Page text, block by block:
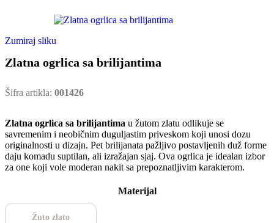
Zumiraj sliku
Zlatna ogrlica sa brilijantima
Šifra artikla: 001426
Zlatna ogrlica sa brilijantima u žutom zlatu odlikuje se
savremenim i neobičnim duguljastim priveskom koji unosi dozu
originalnosti u dizajn. Pet brilijanata pažljivo postavljenih duž forme
daju komadu suptilan, ali izražajan sjaj. Ova ogrlica je idealan izbor
za one koji vole moderan nakit sa prepoznatljivim karakterom.
Materijal
Žuto zlato